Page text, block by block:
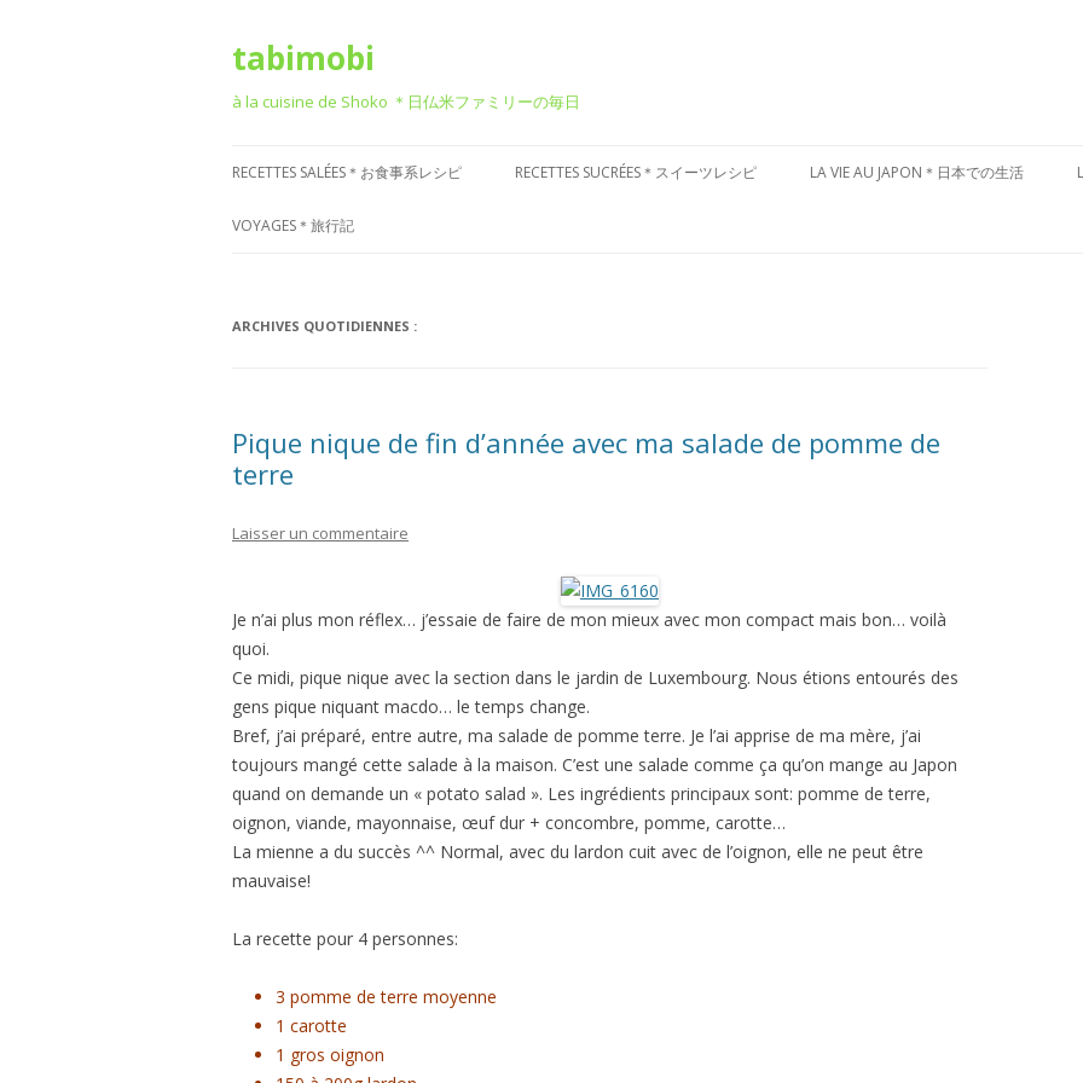
tabimobi
à la cuisine de Shoko ＊日仏米ファミリーの毎日
au
RECETTES SALÉES＊お食事系レシピ
RECETTE DE BENTO＊お弁当
RECETTE FRANÇAISE＊フレンチ風
RECETTE CORÉENNE＊韓国風
ASTUCES CUISINE＊料理のコツ
RECETTES SUCRÉES＊スイーツレシピ LA VIE AU JAPON＊日本での生活
VOYAGES＊旅行記
旅行
VOYAGE DANS D’AUTRES PAYS
ARCHIVES QUOTIDIENNES :
Pique nique de fin d’année avec ma salade de pomme de
terre
Laisser un commentaire
Je n’ai plus mon réflex… j’essaie de faire de mon mieux avec mon compact mais bon… voilà
quoi.
Ce midi, pique nique avec la section dans le jardin de Luxembourg. Nous étions entourés des
gens pique niquant macdo… le temps change.
Bref, j’ai préparé, entre autre, ma salade de pomme terre. Je l’ai apprise de ma mère, j’ai
toujours mangé cette salade à la maison. C’est une salade comme ça qu’on mange au Japon
quand on demande un « potato salad ». Les ingrédients principaux sont: pomme de terre,
oignon, viande, mayonnaise, œuf dur + concombre, pomme, carotte…
La mienne a du succès ^^ Normal, avec du lardon cuit avec de l’oignon, elle ne peut être
mauvaise!
La recette pour 4 personnes:
3 pomme de terre moyenne
1 carotte
1 gros oignon